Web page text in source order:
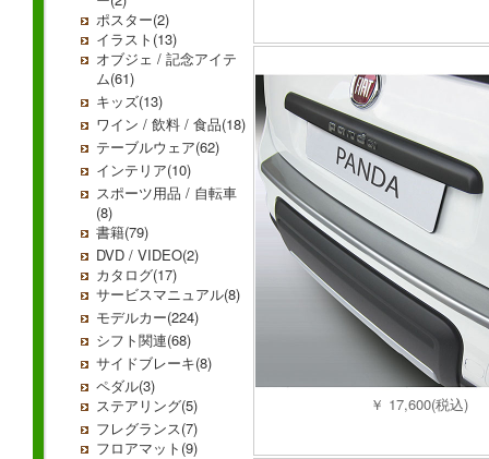
ポスター(2)
イラスト(13)
オブジェ / 記念アイテ
ム(61)
キッズ(13)
ワイン / 飲料 / 食品(18)
テーブルウェア(62)
インテリア(10)
スポーツ用品 / 自転車
(8)
書籍(79)
DVD / VIDEO(2)
カタログ(17)
サービスマニュアル(8)
モデルカー(224)
シフト関連(68)
サイドブレーキ(8)
ペダル(3)
ステアリング(5)
フレグランス(7)
フロアマット(9)
￥ 17,600(税込)